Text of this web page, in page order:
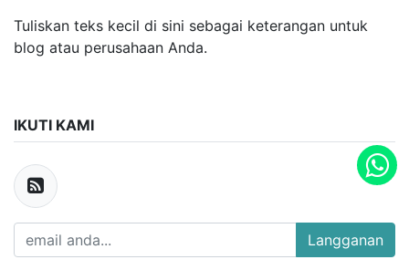
Tuliskan teks kecil di sini sebagai keterangan untuk
blog atau perusahaan Anda.
IKUTI KAMI
Langganan